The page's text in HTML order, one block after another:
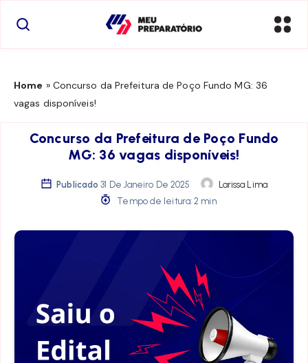
Home » Concurso da Prefeitura de Poço Fundo MG: 36
vagas disponíveis!
Concurso da Prefeitura de Poço Fundo
MG: 36 vagas disponíveis!
Publicado 31 De Janeiro De 2025
Larissa Lima
Tempo de leitura: 2 min